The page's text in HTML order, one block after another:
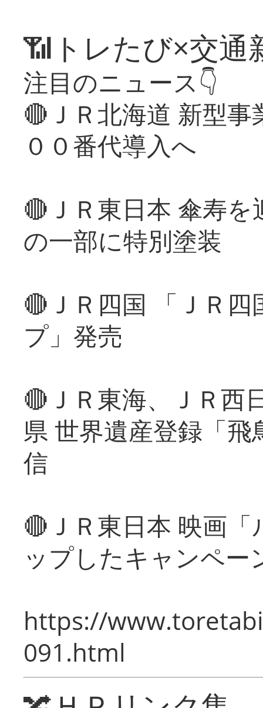
📶トレたび×交通
注目のニュース👇
🔴ＪＲ北海道 新型
００番代導入へ
🔴ＪＲ東日本 傘寿
の一部に特別塗装
🔴ＪＲ四国 「ＪＲ
プ」発売
🔴ＪＲ東海、ＪＲ西
県 世界遺産登録「
信
🔴ＪＲ東日本 映画
ップしたキャンペー
https://
091.html